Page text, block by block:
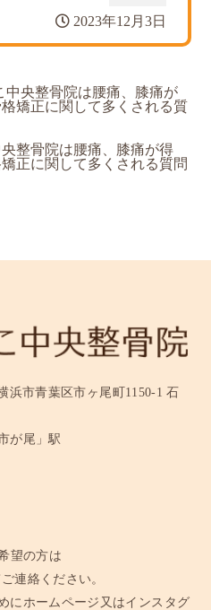
2023年12月3日
中央整骨院は腰痛、膝痛が
矯正に関して多くされる質
整骨院は腰痛、膝痛が得
正に関して多くされる質問
市青葉区市ヶ尾町1150-1 石
が尾」駅
望の方は
連絡ください。
にホームページ又はインスタグ